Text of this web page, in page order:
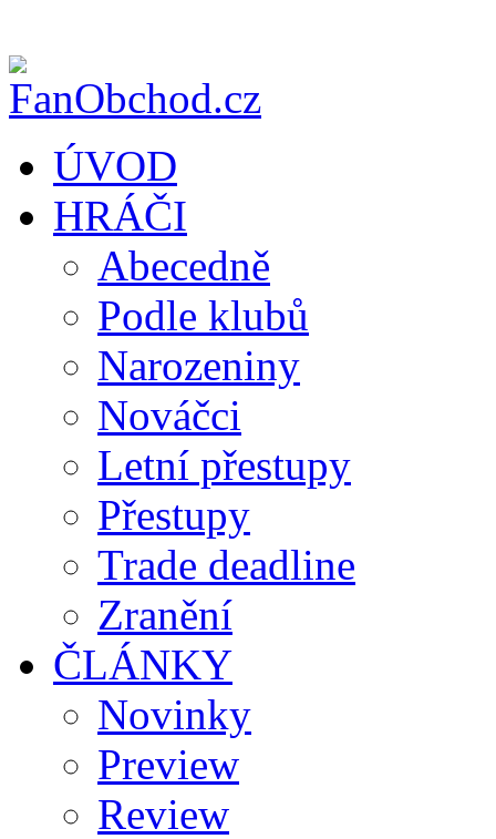
ÚVOD
HRÁČI
Abecedně
Podle klubů
Narozeniny
Nováčci
Letní přestupy
Přestupy
Trade deadline
Zranění
ČLÁNKY
Novinky
Preview
Review